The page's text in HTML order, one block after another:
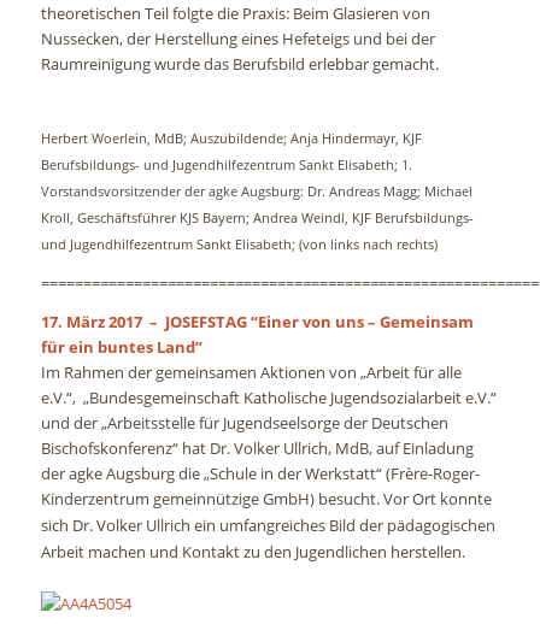
theoretischen Teil folgte die Praxis: Beim Glasieren von
Nussecken, der Herstellung eines Hefeteigs und bei der
Raumreinigung wurde das Berufsbild erlebbar gemacht.
Herbert Woerlein, MdB; Auszubildende; Anja Hindermayr, KJF
Berufsbildungs- und Jugendhilfezentrum Sankt Elisabeth; 1.
Vorstandsvorsitzender der agke Augsburg: Dr. Andreas Magg; Michael
Kroll, Geschäftsführer KJS Bayern; Andrea Weindl, KJF Berufsbildungs-
und Jugendhilfezentrum Sankt Elisabeth; (von links nach rechts)
17. März 2017 – JOSEFSTAG “Einer von uns – Gemeinsam
für ein buntes Land”
Im Rahmen der gemeinsamen Aktionen von „Arbeit für alle
e.V.“, „Bundesgemeinschaft Katholische Jugendsozialarbeit e.V.“
und der „Arbeitsstelle für Jugendseelsorge der Deutschen
Bischofskonferenz“ hat Dr. Volker Ullrich, MdB, auf Einladung
der agke Augsburg die „Schule in der Werkstatt“ (Frère-Roger-
Kinderzentrum gemeinnützige GmbH) besucht.Vor Ort konnte
sich Dr. Volker Ullrich ein umfangreiches Bild der pädagogischen
Arbeit machen und Kontakt zu den Jugendlichen herstellen.